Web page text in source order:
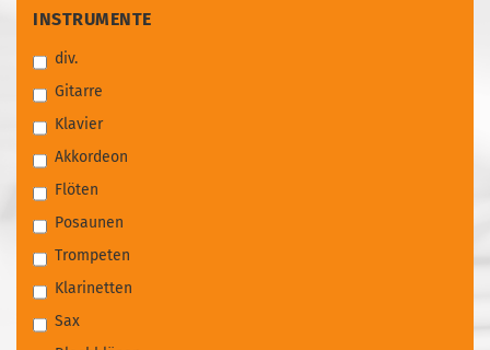
INSTRUMENTE
INSTRUMENTE
div.
Gitarre
Klavier
Akkordeon
Flöten
Posaunen
Trompeten
Klarinetten
Sax